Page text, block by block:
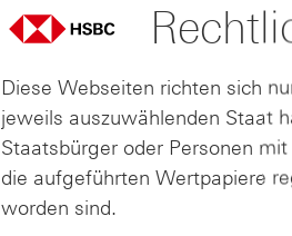
Diese Webseiten richten sich
jeweils auszuwählenden Staat
Staatsbürger oder Personen
die aufgeführten Wertpapiere
worden sind.